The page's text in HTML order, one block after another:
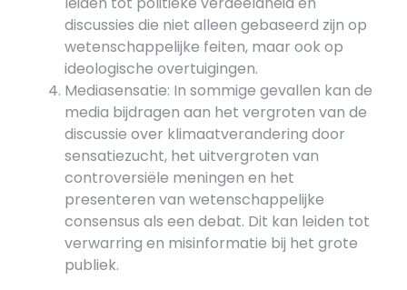
discussies die niet alleen gebaseerd zijn op
wetenschappelijke feiten, maar ook op
ideologische overtuigingen.
Mediasensatie: In sommige gevallen kan de
media bijdragen aan het vergroten van de
discussie over klimaatverandering door
sensatiezucht, het uitvergroten van
controversiële meningen en het
presenteren van wetenschappelijke
consensus als een debat. Dit kan leiden tot
verwarring en misinformatie bij het grote
publiek.